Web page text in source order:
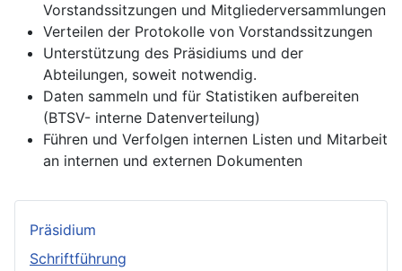
Präsidium
Schriftführung
Vorstandssitzungen und Mitgliederversammlungen
Verteilen der Protokolle von Vorstandssitzungen
Unterstützung des Präsidiums und der
Abteilungen, soweit notwendig.
Daten sammeln und für Statistiken aufbereiten
(BTSV- interne Datenverteilung)
Führen und Verfolgen internen Listen und Mitarbeit
an internen und externen Dokumenten